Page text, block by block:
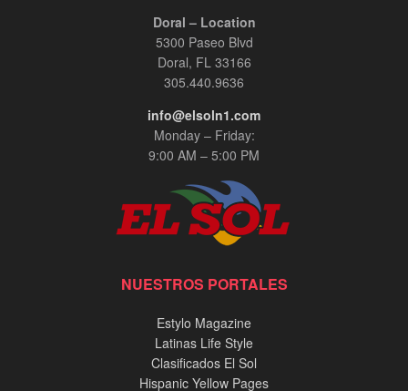
Doral – Location
5300 Paseo Blvd
Doral, FL 33166
305.440.9636
info@elsoln1.com
Monday – Friday:
9:00 AM – 5:00 PM
NUESTROS PORTALES
Estylo Magazine
Latinas Life Style
Clasificados El Sol
Hispanic Yellow Pages